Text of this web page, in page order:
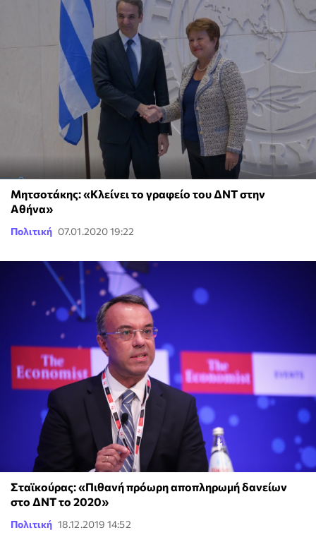
Μητσοτάκης: «Κλείνει το γραφείο του ΔΝΤ στην
Αθήνα»
Πολιτική 07.01.2020 19:22
Σταϊκούρας: «Πιθανή πρόωρη αποπληρωμή δανείων
στο ΔΝΤ το 2020»
Πολιτική 18.12.2019 14:52